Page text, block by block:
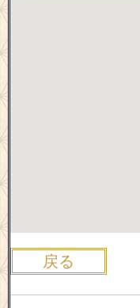
戻る